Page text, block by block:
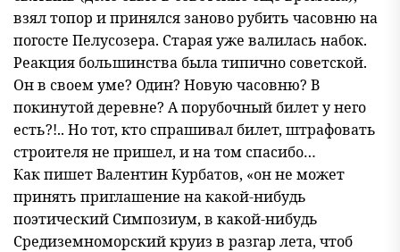
взял топор и принялся заново рубить часовню на
погосте Пелусозера. Старая уже валилась набок.
Реакция большинства была типично советской.
Он в своем уме? Один? Новую часовню? В
покинутой деревне? А порубочный билет у него
есть?!.. Но тот, кто спрашивал билет, штрафовать
строителя не пришел, и на том спасибо…
Как пишет Валентин Курбатов, «он не может
принять приглашение на какой-нибудь
поэтический Симпозиум, в какой-нибудь
Средиземноморский круиз в разгар лета, чтоб